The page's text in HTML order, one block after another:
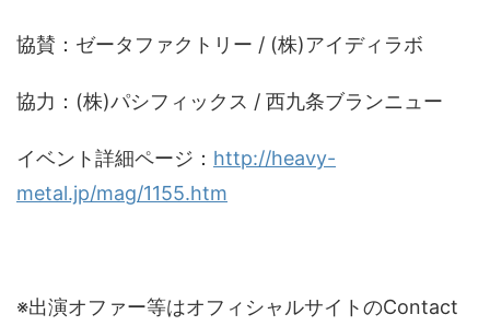
協賛：ゼータファクトリー / (株)アイディラボ
協力：(株)パシフィックス / 西九条ブランニュー
イベント詳細ページ： http://heavy-
metal.jp/mag/1155.htm
※出演オファー等はオフィシャルサイトのContact